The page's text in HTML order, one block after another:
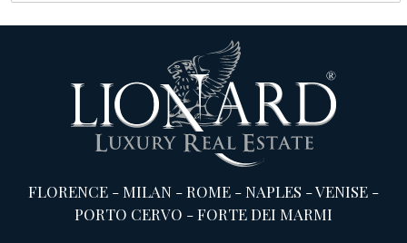
FLORENCE -MILAN -ROME -NAPLES -VENISE -
PORTO CERVO -FORTE DEI MARMI